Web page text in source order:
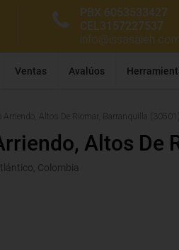
PBX 6053533427
CEL3157227537
Ventas Avalúos
Arriendo, Altos De Riomar, Barranquilla (30501)
Altos De
Colombia